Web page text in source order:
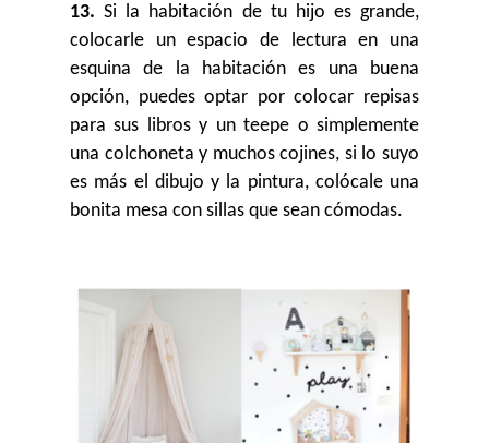
13. Si la habitación de tu hijo es grande,
colocarle un espacio de lectura en una
esquina de la habitación es una buena
opción, puedes optar por colocar repisas
para sus libros y un teepe o simplemente
una colchoneta y muchos cojines, si lo suyo
es más el dibujo y la pintura, colócale una
bonita mesa con sillas que sean cómodas.